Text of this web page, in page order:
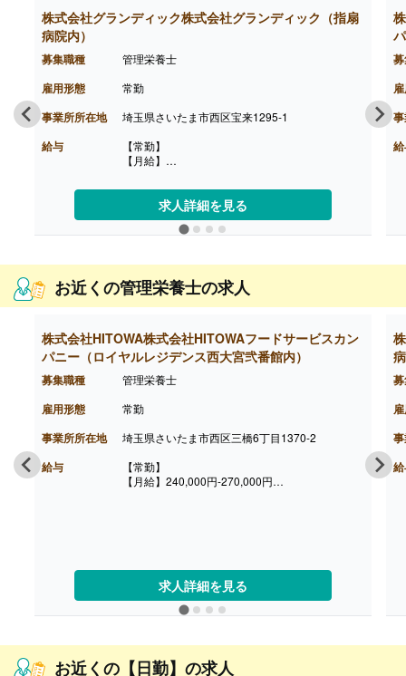
株式会社グランディック株式会社グランディック（指扇
病院内）
募集職種 管理栄養士
雇用形態 常勤
事業所所在地 埼玉県さいたま市西区宝来1295-1
給与
【常勤】
【月給】
栄養士 192,000円-245,000円
調理師 188,000円-241,000円
※経験により決定
［内訳］
・資格手当 管理栄養士23,000円、栄養士10,00
0円、調理師6,000円
・住宅手当 7,000円-20,000円
・調整手当 5,000円-15,000円
・残業手当
・早番手当
・家族手当
・引越し手当
・職務手当（責任者など役職に応じ付与）
績・評価により変動あり
【昇給】あり（1月あたり3,000円-10,000円）※前
年度実績
求人詳細を見る
お近くの管理栄養士の求人
株式会社HITOWA株式会社HITOWAフードサービスカン
パニー（ロイヤルレジデンス西大宮弐番館内）
募集職種 管理栄養士
雇用形態 常勤
事業所所在地 埼玉県さいたま市西区三橋6丁目1370-2
給与
【常勤】
【月給】240,000円-270,000円
内支給）
【昇給】あり（年1回）
【退職金】あり（会社規定による）
求人詳細を見る
お近くの【日勤】の求人